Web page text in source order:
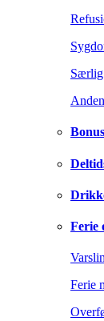
Særlig
Bonus
Ferie
Ferie